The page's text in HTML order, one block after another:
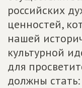
российских
ценностей,
нашей
культурной
для
должны стать: